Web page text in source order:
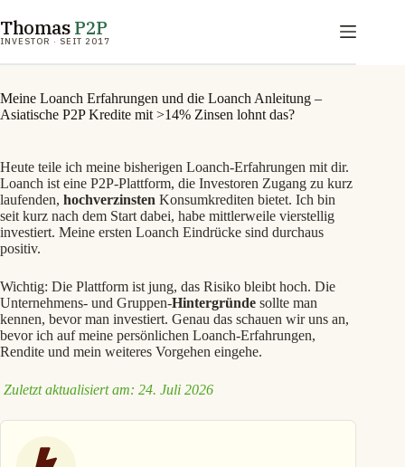
Inhalt
springen
ThomasP2P
INVESTOR · SEIT 2017
Meine Loanch Erfahrungen und die Loanch Anleitung –
Asiatische P2P Kredite mit >14% Zinsen lohnt das?
Heute teile ich meine bisherigen Loanch-Erfahrungen mit dir.
Loanch ist eine P2P-Plattform, die Investoren Zugang zu kurz
laufenden, hochverzinsten Konsumkrediten bietet. Ich bin
seit kurz nach dem Start dabei, habe mittlerweile vierstellig
investiert. Meine ersten Loanch Eindrücke sind durchaus
positiv.
Wichtig: Die Plattform ist jung, das Risiko bleibt hoch. Die
Unternehmens- und Gruppen-Hintergründe sollte man
kennen, bevor man investiert. Genau das schauen wir uns an,
bevor ich auf meine persönlichen Loanch-Erfahrungen,
Rendite und mein weiteres Vorgehen eingehe.
Zuletzt aktualisiert am: 24. Juli 2026